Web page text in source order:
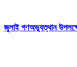
জুলাই গণঅভ্যুত্থান উপলক্ষে